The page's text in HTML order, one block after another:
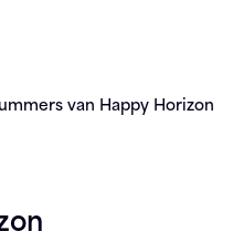
van Happy Horizon